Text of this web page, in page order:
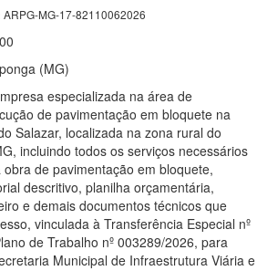
ARPG-MG-17-82110062026
(MG)
especializada na área de
de pavimentação em bloquete na
Salazar, localizada na zona rural do
incluindo todos os serviços necessários
de pavimentação em bloquete,
descritivo, planilha orçamentária,
e demais documentos técnicos que
vinculada à Transferência Especial nº
de Trabalho nº 003289/2026, para
Municipal de Infraestrutura Viária e